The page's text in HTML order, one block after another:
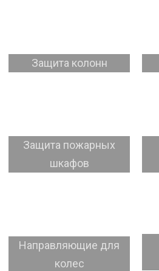
Защита колонн
Защита пожарных
шкафов
Направляющие для
колес